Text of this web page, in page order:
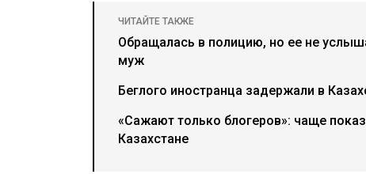
ЧИТАЙТЕ ТАКЖЕ
Обращалась в полицию, но ее не
муж
Беглого иностранца задержали в
«Сажают только блогеров»: чаще
Казахстане